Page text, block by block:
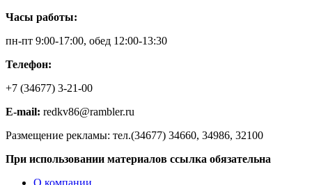
Часы работы:
пн-пт 9:00-17:00, обед 12:00-13:30
Телефон:
+7 (34677) 3-21-00
E-mail: redkv86@rambler.ru
Размещение рекламы: тел.(34677) 34660, 34986, 32100
При использовании материалов ссылка обязательна
О компании